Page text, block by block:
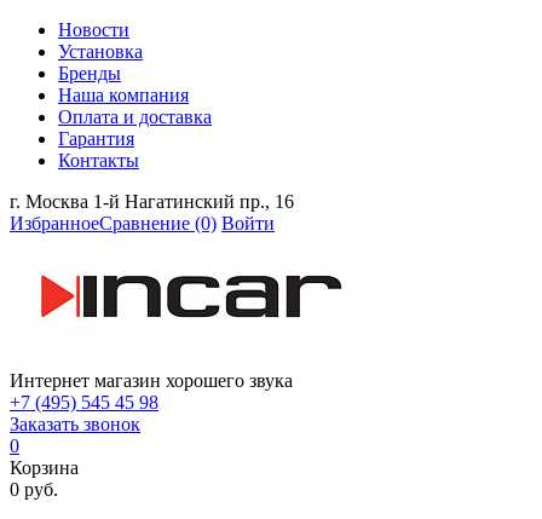
Новости
Установка
Бренды
Наша компания
Оплата и доставка
Гарантия
Контакты
г. Москва 1-й Нагатинский пр., 16
ИзбранноеСравнение (0) Войти
Интернет магазин хорошего звука
+7 (495) 545 45 98
Заказать звонок
0
Корзина
0 руб.